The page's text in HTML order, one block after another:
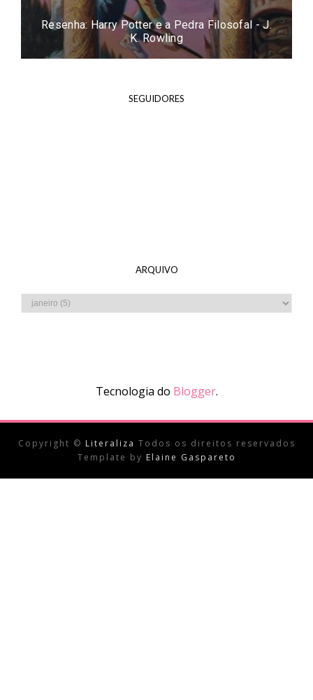
Resenha: Harry Potter e a Pedra Filosofal - J.
K. Rowling
SEGUIDORES
ARQUIVO
Tecnologia do Blogger.
Copyright © Literaliza Todos os direitos reservados
Template by Elaine Gaspareto